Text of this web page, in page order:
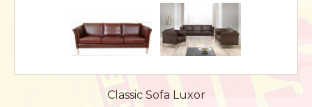
Classic Sofa Luxor